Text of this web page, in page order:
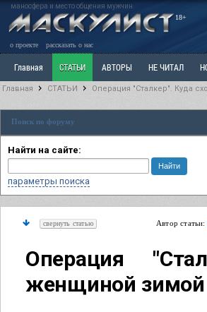
маносфера и место общения мужчин
18+
о проекте рассказать о нас
Главная СТАТЬИ АВТОРЫ НЕ ЧИТАЛ
Ветка: Расстаюсь или Развожусь. САНЧАС Ветка:
РАЗДЕЛ: Разное
Главная СТАТЬИ Операция "Сталкер". Куда
Поиск по форуму
Найти на сайте:
параметры поиска
свернуть статью Автор статьи:
Операция
женщиной зимой